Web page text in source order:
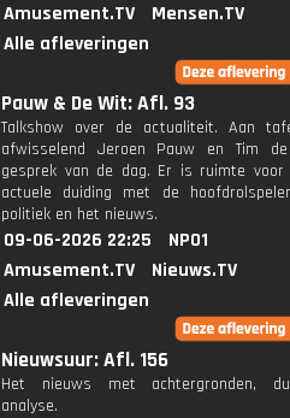
Amusement.TV
Mensen.TV
Alle afleveringen
Pauw & De Wit: Afl. 93
Talkshow over de actualiteit. Aan
afwisselend Jeroen Pauw en Tim
gesprek van de dag. Er is ruimte
actuele duiding met de
politiek en het nieuws.
09-06-2026 22:25
NPO1
Amusement.TV
Nieuws.TV
Alle afleveringen
Nieuwsuur: Afl. 156
Het nieuws met achtergronden,
analyse.